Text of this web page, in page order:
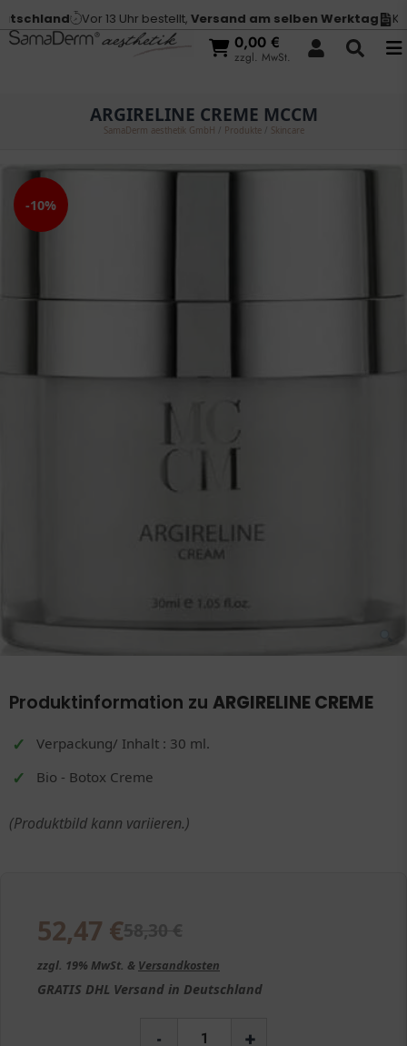
Vor 13 Uhr bestellt,Versand am selben Werktag
0,00 €
zzgl. MwSt.
ARGIRELINE CREME MCCM
SamaDerm aesthetik GmbH Produkte/ Skincare
-10%
Produktinformation zu ARGIRELINE CREME
Verpackung/ Inhalt : 30 ml.
Bio - Botox Creme
(Produktbild kann variieren.)
52,47 €
zzgl. 19% MwSt. & Versandkosten
GRATIS DHL Versand in Deutschland
- +